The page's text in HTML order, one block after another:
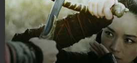
CAFÉ DU
PRATIQUE
ÉDUCATION AUX